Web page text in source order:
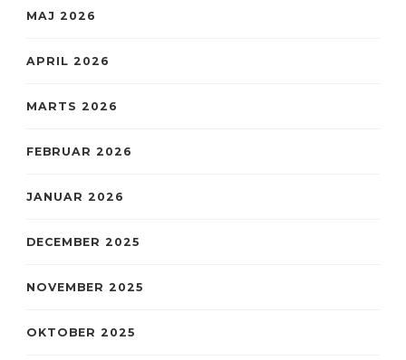
MAJ 2026
APRIL 2026
MARTS 2026
FEBRUAR 2026
JANUAR 2026
DECEMBER 2025
NOVEMBER 2025
OKTOBER 2025